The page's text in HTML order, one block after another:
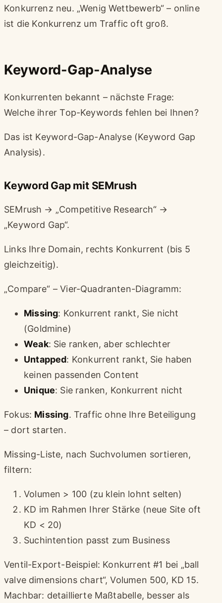
Konkurrenz neu. „Wenig Wettbewerb“ – online
ist die Konkurrenz um Traffic oft groß.
Keyword-Gap-Analyse
Konkurrenten bekannt – nächste Frage:
Welche ihrer Top-Keywords fehlen bei Ihnen?
Das ist Keyword-Gap-Analyse (Keyword Gap
Analysis).
Keyword Gap mit SEMrush
SEMrush → „Competitive Research“ →
„Keyword Gap“.
Links Ihre Domain, rechts Konkurrent (bis 5
gleichzeitig).
„Compare“ – Vier-Quadranten-Diagramm:
Missing: Konkurrent rankt, Sie nicht
(Goldmine)
Weak: Sie ranken, aber schlechter
Untapped: Konkurrent rankt, Sie haben
keinen passenden Content
Unique: Sie ranken, Konkurrent nicht
Fokus: Missing. Traffic ohne Ihre Beteiligung
– dort starten.
Missing-Liste, nach Suchvolumen sortieren,
filtern:
Volumen > 100 (zu klein lohnt selten)
KD im Rahmen Ihrer Stärke (neue Site oft
KD < 20)
Suchintention passt zum Business
Ventil-Export-Beispiel: Konkurrent #1 bei „ball
valve dimensions chart“, Volumen 500, KD 15.
Machbar: detaillierte Maßtabelle, besser als